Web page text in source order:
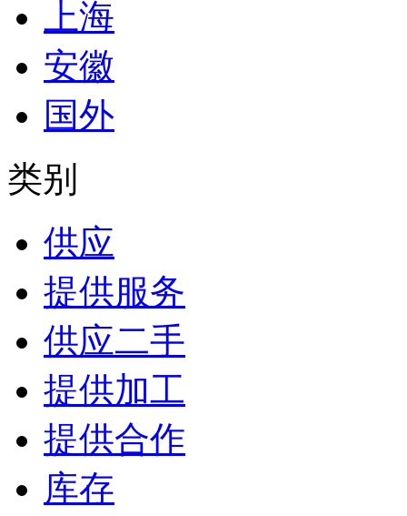
上海
安徽
国外
类别
供应
提供服务
供应二手
提供加工
提供合作
库存